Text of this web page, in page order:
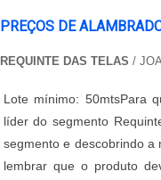
PREÇOS DE
REQUINTE DAS TELAS /
Lote mínimo: 50mtsPara
líder do segmento
segmento e descobrindo a
lembrar que o produto